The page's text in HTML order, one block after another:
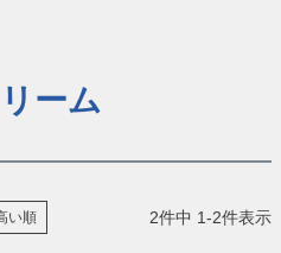
リーム
い順 2件中 1-2件表示